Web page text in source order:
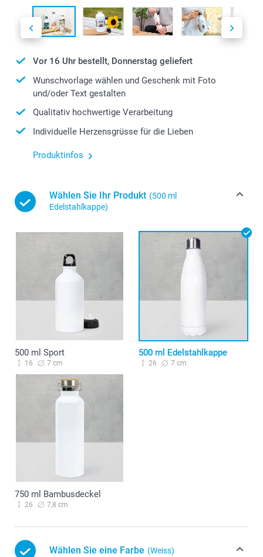
Vor 16 Uhr bestellt, Donnerstag geliefert
Wunschvorlage wählen und Geschenk mit Foto
und/oder Text gestalten
Qualitativ hochwertige Verarbeitung
Individuelle Herzensgrüsse für die Lieben
Produktinfos
Wählen Sie Ihr Produkt (500 ml
Edelstahlkappe)
500 ml Sport
16 7 cm
500 ml Edelstahlkappe
26 7 cm
750 ml Bambusdeckel
26 7,8 cm
Wählen Sie eine Farbe (Weiss)